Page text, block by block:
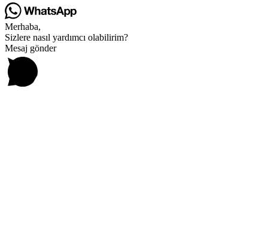
Merhaba,
Sizlere nasıl yardımcı olabilirim?
Mesaj gönder